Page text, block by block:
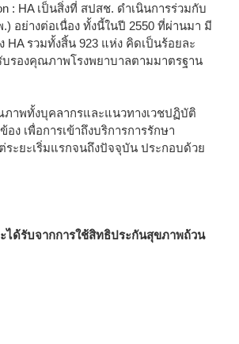
: HA เป็นสิ่งที่ สปสช. ดำเนินการร่วมกับ
อย่างต่อเนื่อง ทั้งนี้ในปี 2550 ที่ผ่านมา มี
รวมทั้งสิ้น 923 แห่ง คิดเป็นร้อยละ
รองคุณภาพโรงพยาบาลตามมาตรฐาน
พทั้งบุคลากรและแนวทางเวชปฏิบัติ
ง เพื่อการเข้าถึงบริการการรักษา
ะยะเริ่มแรกจนถึงปัจจุบัน ประกอบด้วย
ได้รับจากการใช้สิทธิประกันสุขภาพถ้วน